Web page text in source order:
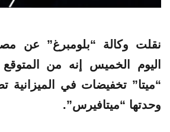
نقلت وكالة “بلومبرغ” عن
اليوم الخميس إنه من
“ميتا
وحدتها “ميتافيرس”.